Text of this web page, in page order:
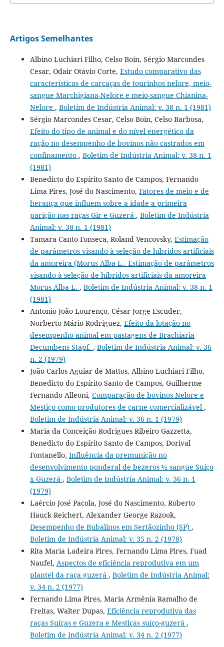
Artigos Semelhantes
Albino Luchiari Filho, Celso Boin, Sérgio Marcondes
Cesar, Odair Otávio Corte, Estudo comparativo das
características de carcaças de tourinhos nelore, meio-
sangue Marchigiana-Nelore e meio-sangue Chianina-
Nelore , Boletim de Indústria Animal: v. 38 n. 1 (1981)
Sérgio Marcondes Cesar, Celso Boin, Celso Barbosa,
Efeito do tipo de animal e do nível energético da
ração no desempenho de bovinos não castrados em
confinamento , Boletim de Indústria Animal: v. 38 n. 1
(1981)
Benedicto do Espírito Santo de Campos, Fernando
Lima Pires, José do Nascimento, Fatores de meio e de
herança que influem sobre a idade a primeira
parição nas raças Gir e Guzerá , Boletim de Indústria
Animal: v. 38 n. 1 (1981)
Tamara Canto Fonseca, Roland Vencovsky, Estimação
de parâmetros visando à seleção de híbridos artificiais
da amoreira (Morus Alba L.. Estimação de parâmetros
visando à seleção de híbridos artificiais da amoreira
Morus Alba L. , Boletim de Indústria Animal: v. 38 n. 1
(1981)
Antonio João Lourenço, César Jorge Escuder,
Norberto Mário Rodriguez, Efeito da lotação no
desempenho animal em pastagens de Brachiaria
Decumbens Stapf. , Boletim de Indústria Animal: v. 36
n. 2 (1979)
João Carlos Aguiar de Mattos, Albino Luchiari Filho,
Benedicto do Espírito Santo de Campos, Guilherme
Fernando Alleoni, Comparação de bovinos Nelore e
Mestiço como produtores de carne comercializável ,
Boletim de Indústria Animal: v. 36 n. 1 (1979)
Maria da Conceição Rodrigues Ribeiro Gazzetta,
Benedicto do Espírito Santo de Campos, Dorival
Fontanello, Influência da premunição no
desenvolvimento ponderal de bezeros ½ sangue Suíço
x Guzerá , Boletim de Indústria Animal: v. 36 n. 1
(1979)
Laércio José Pacola, José do Nascimento, Roberto
Hauck Reichert, Alexander George Razook,
Desempenho de Bubalinos em Sertãozinho (SP) ,
Boletim de Indústria Animal: v. 35 n. 2 (1978)
Rita Maria Ladeira Pires, Fernando Lima Pires, Fuad
Naufel, Aspectos de eficiência reprodutiva em um
plantel da raça guzerá , Boletim de Indústria Animal:
v. 34 n. 2 (1977)
Fernando Lima Pires, Maria Armênia Ramalho de
Freitas, Walter Dupas, Eficiência reprodutiva das
raças Suíças e Guzera e Mestiças suíço-guzerá ,
Boletim de Indústria Animal: v. 34 n. 2 (1977)